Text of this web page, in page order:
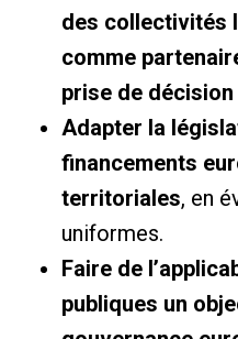
des collectivités
comme
prise de décision
Adapter la
financements
territoriales, en
uniformes.
Faire de
publiques un